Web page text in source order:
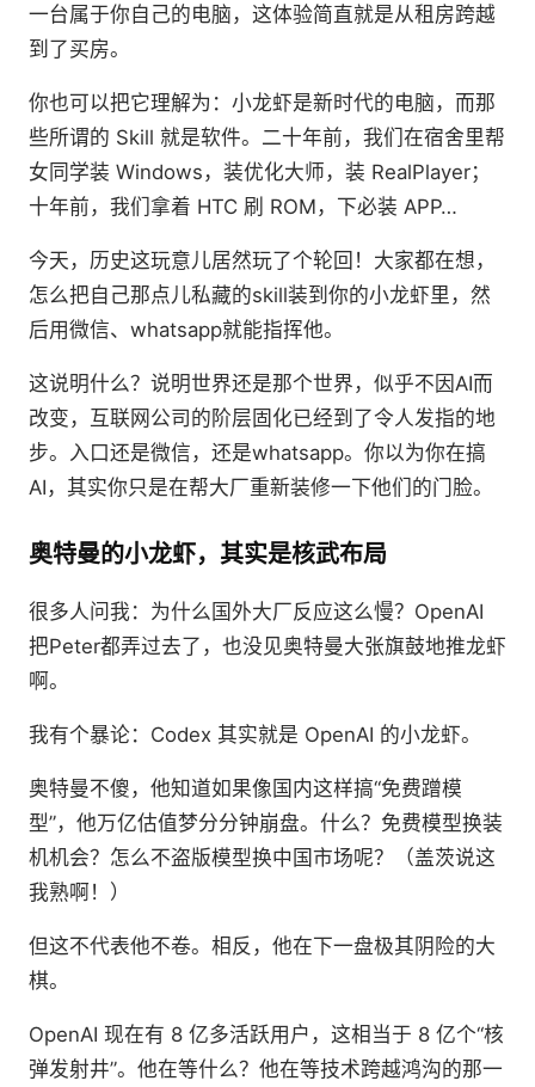
一台属于你自己的电脑，这体验简直就是从租房跨越
到了买房。
你也可以把它理解为：小龙虾是新时代的电脑，而那
些所谓的 Skill 就是软件。二十年前，我们在宿舍里帮
女同学装 Windows，装优化大师，装 RealPlayer；
十年前，我们拿着 HTC 刷 ROM，下必装 APP…
今天，历史这玩意儿居然玩了个轮回！大家都在想，
怎么把自己那点儿私藏的skill装到你的小龙虾里，然
后用微信、whatsapp就能指挥他。
这说明什么？说明世界还是那个世界，似乎不因AI而
改变，互联网公司的阶层固化已经到了令人发指的地
步。入口还是微信，还是whatsapp。你以为你在搞
AI，其实你只是在帮大厂重新装修一下他们的门脸。
奥特曼的小龙虾，其实是核武布局
很多人问我：为什么国外大厂反应这么慢？OpenAI
把Peter都弄过去了，也没见奥特曼大张旗鼓地推龙虾
啊。
我有个暴论：Codex 其实就是 OpenAI 的小龙虾。
奥特曼不傻，他知道如果像国内这样搞“免费蹭模
型”，他万亿估值梦分分钟崩盘。什么？免费模型换装
机机会？怎么不盗版模型换中国市场呢？（盖茨说这
我熟啊！）
但这不代表他不卷。相反，他在下一盘极其阴险的大
棋。
OpenAI 现在有 8 亿多活跃用户，这相当于 8 亿个“核
弹发射井”。他在等什么？他在等技术跨越鸿沟的那一